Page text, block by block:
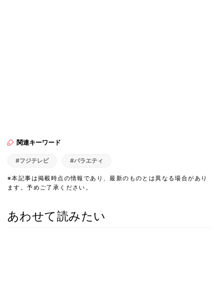
関連キーワード
#フジテレビ #バラエティ
※本記事は掲載時点の情報であり、最新のものとは異なる場合があり
ます。予めご了承ください。
あわせて読みたい